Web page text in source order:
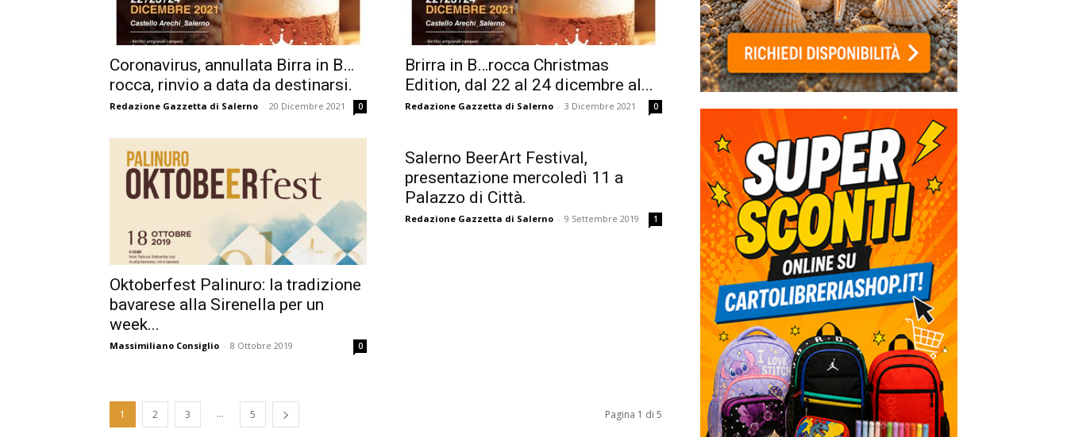
Coronavirus, annullata Birra in B…
rocca, rinvio a data da destinarsi.
Redazione Gazzetta di Salerno - 20 Dicembre 2021 0
Brirra in B…rocca Christmas
Edition, dal 22 al 24 dicembre al...
Redazione Gazzetta di Salerno - 3 Dicembre 2021 0
Oktoberfest Palinuro: la tradizione
bavarese alla Sirenella per un
week...
Massimiliano Consiglio - 8 Ottobre 2019 0
Salerno BeerArt Festival,
presentazione mercoledì 11 a
Palazzo di Città.
Redazione Gazzetta di Salerno - 9 Settembre 2019 1
1 2 3 ... 5 Pagina 1 di 5